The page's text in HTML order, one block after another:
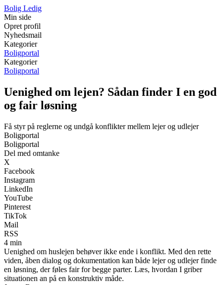
Bolig Ledig
Min side
Opret profil
Nyhedsmail
Kategorier
Boligportal
Kategorier
Boligportal
Uenighed om lejen? Sådan finder I en god
og fair løsning
Få styr på reglerne og undgå konflikter mellem lejer og udlejer
Boligportal
Boligportal
Del med omtanke
X
Facebook
Instagram
LinkedIn
YouTube
Pinterest
TikTok
Mail
RSS
4 min
Uenighed om huslejen behøver ikke ende i konflikt. Med den rette
viden, åben dialog og dokumentation kan både lejer og udlejer finde
en løsning, der føles fair for begge parter. Læs, hvordan I griber
situationen an på en konstruktiv måde.